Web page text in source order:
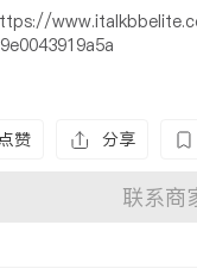
赞 分享
联系商